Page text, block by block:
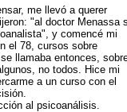
me llevó a querer
"al doctor Menassa
y comencé mi
el 78, cursos sobre
llamaba entonces,
no todos. Hice mi
a un curso con el
al psicoanálisis.